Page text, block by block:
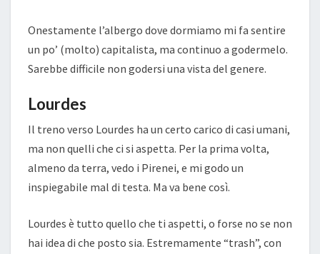
Onestamente l’albergo dove dormiamo mi fa sentire
un po’ (molto) capitalista, ma continuo a godermelo.
Sarebbe difficile non godersi una vista del genere.
Lourdes
Il treno verso Lourdes ha un certo carico di casi umani,
ma non quelli che ci si aspetta. Per la prima volta,
almeno da terra, vedo i Pirenei, e mi godo un
inspiegabile mal di testa. Ma va bene così.
Lourdes è tutto quello che ti aspetti, o forse no se non
hai idea di che posto sia. Estremamente “trash”, con